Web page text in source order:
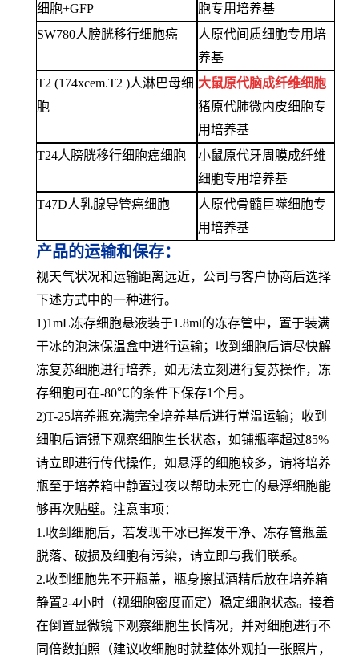
细胞+GFP
胞专用培养基
SW780人膀胱移行细胞癌
人原代间质细胞专用培
养基
T2 (174xcem.T2 )人淋巴母细
胞
大鼠原代脑成纤维细胞
猪原代肺微内皮细胞专
用培养基
T24人膀胱移行细胞癌细胞
小鼠原代牙周膜成纤维
细胞专用培养基
T47D人乳腺导管癌细胞
人原代骨髓巨噬细胞专
用培养基
产品的运输和保存：
视天气状况和运输距离远近，公司与客户协商后选择
下述方式中的一种进行。
1)1mL冻存细胞悬液装于1.8ml的冻存管中，置于装满
干冰的泡沫保温盒中进行运输；收到细胞后请尽快解
冻复苏细胞进行培养，如无法立刻进行复苏操作，冻
存细胞可在-80℃的条件下保存1个月。
2)T-25培养瓶充满完全培养基后进行常温运输；收到
细胞后请镜下观察细胞生长状态，如铺瓶率超过85%
请立即进行传代操作，如悬浮的细胞较多，请将培养
瓶至于培养箱中静置过夜以帮助未死亡的悬浮细胞能
够再次贴壁。注意事项：
1.收到细胞后，若发现干冰已挥发干净、冻存管瓶盖
脱落、破损及细胞有污染，请立即与我们联系。
2.收到细胞先不开瓶盖，瓶身擦拭酒精后放在培养箱
静置2-4小时（视细胞密度而定）稳定细胞状态。接着
在倒置显微镜下观察细胞生长情况，并对细胞进行不
同倍数拍照（建议收细胞时就整体外观拍一张照片，